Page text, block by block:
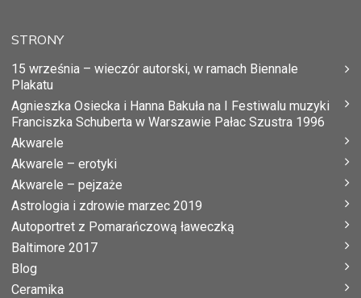
STRONY
15 września – wieczór autorski, w ramach Biennale
Plakatu
Agnieszka Osiecka i Hanna Bakuła na I Festiwalu muzyki
Franciszka Schuberta w Warszawie Pałac Szustra 1996
Akwarele
Akwarele – erotyki
Akwarele – pejzaże
Astrologia i zdrowie marzec 2019
Autoportret z Pomarańczową ławeczką
Baltimore 2017
Blog
Ceramika